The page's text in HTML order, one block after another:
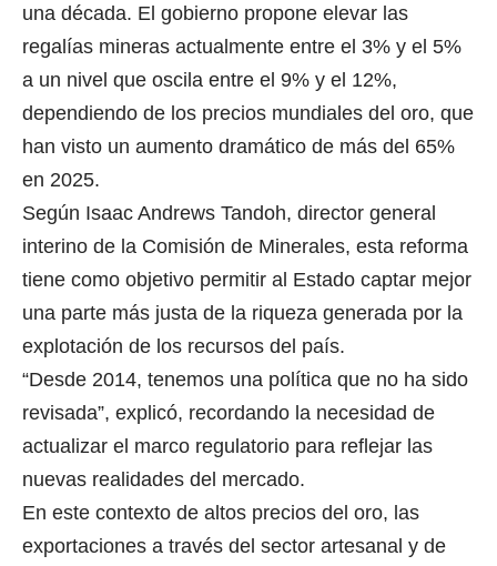
una década. El gobierno propone elevar las
regalías mineras actualmente entre el 3% y el 5%
a un nivel que oscila entre el 9% y el 12%,
dependiendo de los precios mundiales del oro, que
han visto un aumento dramático de más del 65%
en 2025.
Según Isaac Andrews Tandoh, director general
interino de la Comisión de Minerales, esta reforma
tiene como objetivo permitir al Estado captar mejor
una parte más justa de la riqueza generada por la
explotación de los recursos del país.
“Desde 2014, tenemos una política que no ha sido
revisada”, explicó, recordando la necesidad de
actualizar el marco regulatorio para reflejar las
nuevas realidades del mercado.
En este contexto de altos precios del oro, las
exportaciones a través del sector artesanal y de